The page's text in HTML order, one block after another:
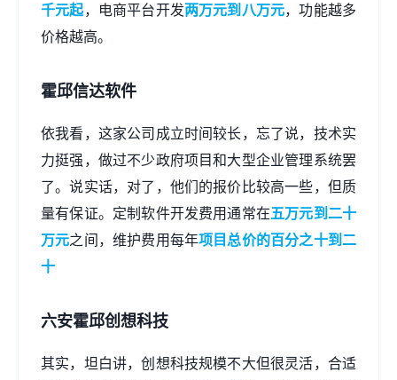
千元起，电商平台开发两万元到八万元，功能越多
价格越高。
霍邱信达软件
依我看，这家公司成立时间较长，忘了说，技术实
力挺强，做过不少政府项目和大型企业管理系统罢
了。说实话，对了，他们的报价比较高一些，但质
量有保证。定制软件开发费用通常在五万元到二十
万元之间，维护费用每年项目总价的百分之十到二
十
六安霍邱创想科技
其实，坦白讲，创想科技规模不大但很灵活，合适